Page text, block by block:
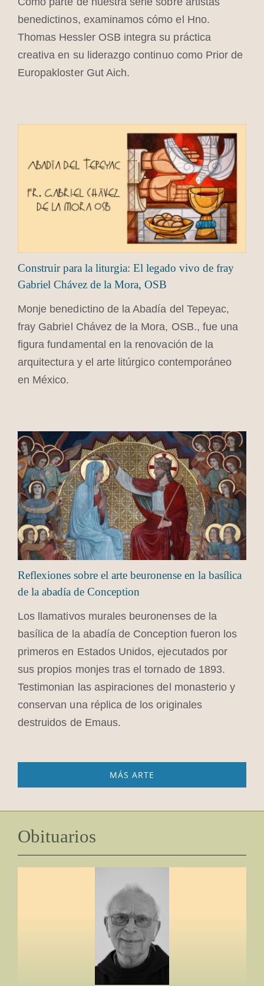
benedictinos, examinamos cómo el Hno.
Thomas Hessler OSB integra su práctica
creativa en su liderazgo continuo como Prior de
Europakloster Gut Aich.
Construir para la liturgia: El legado vivo de fray
Gabriel Chávez de la Mora, OSB
Monje benedictino de la Abadía del Tepeyac,
fray Gabriel Chávez de la Mora, OSB., fue una
figura fundamental en la renovación de la
arquitectura y el arte litúrgico contemporáneo
en México.
Reflexiones sobre el arte beuronense en la basílica
de la abadía de Conception
Los llamativos murales beuronenses de la
basílica de la abadía de Conception fueron los
primeros en Estados Unidos, ejecutados por
sus propios monjes tras el tornado de 1893.
Testimonian las aspiraciones del monasterio y
conservan una réplica de los originales
destruidos de Emaus.
MÁS ARTE
Obituarios